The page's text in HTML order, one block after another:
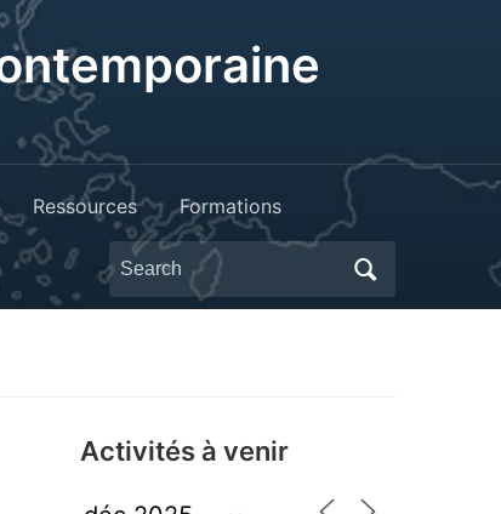
Ressources Formations
Search
for:
Activités à venir